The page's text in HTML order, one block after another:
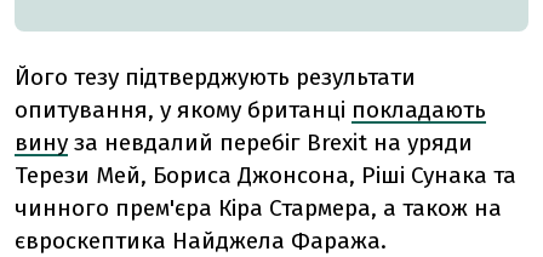
Його тезу підтверджують результати
опитування, у якому британці покладають
вину за невдалий перебіг Brexit на уряди
Терези Мей, Бориса Джонсона, Ріші Сунака та
чинного прем'єра Кіра Стармера, а також на
євроскептика Найджела Фаража.